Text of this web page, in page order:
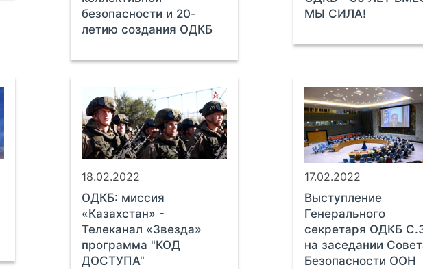
безопасности и 20-
летию создания ОДКБ
МЫ СИЛА!
18.02.2022
ОДКБ: миссия
«Казахстан» -
Телеканал «Звезда»
программа "КОД
ДОСТУПА"
17.02.2022
Выступление
Генерального
секретаря ОДКБ
на заседании
Безопасности ООН